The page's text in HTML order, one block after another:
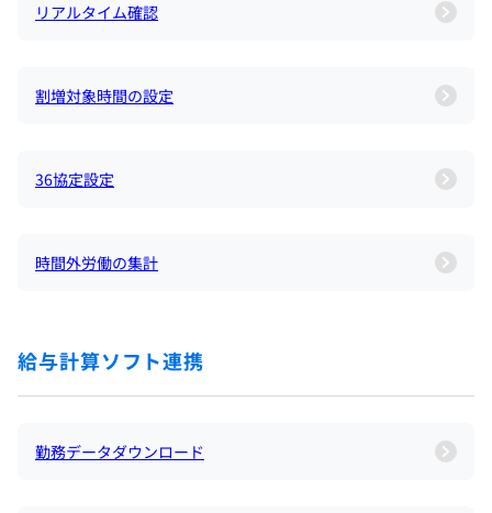
リアルタイム確認
割増対象時間の設定
36協定設定
時間外労働の集計
給与計算ソフト連携
勤務データダウンロード